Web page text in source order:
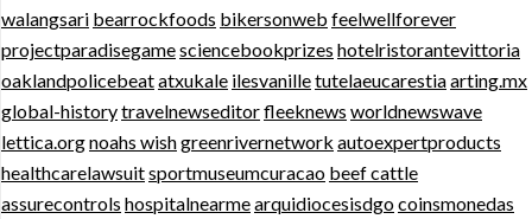
walangsari bearrockfoods bikersonweb feelwellforever
projectparadisegamesciencebookprizes hotelristorantevittoria
oaklandpolicebeatatxukale ilesvanilletutelaeucarestiaarting.mx
global-historytravelnewseditorfleeknews worldnewswave
lettica.orgnoahs wishgreenrivernetwork autoexpertproducts
healthcarelawsuitsportmuseumcuracao beef cattle
assurecontrols hospitalnearmearquidiocesisdgocoinsmonedas